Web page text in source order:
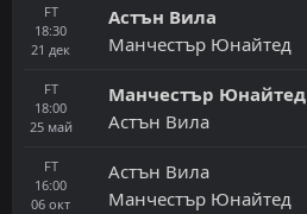
FT
18:30
21 дек
Астън Вила
Манчестър Юнайтед
FT
18:00
25 май
Манчестър Юнайтед
Астън Вила
FT
16:00
06 окт
Астън Вила
Манчестър Юнайтед